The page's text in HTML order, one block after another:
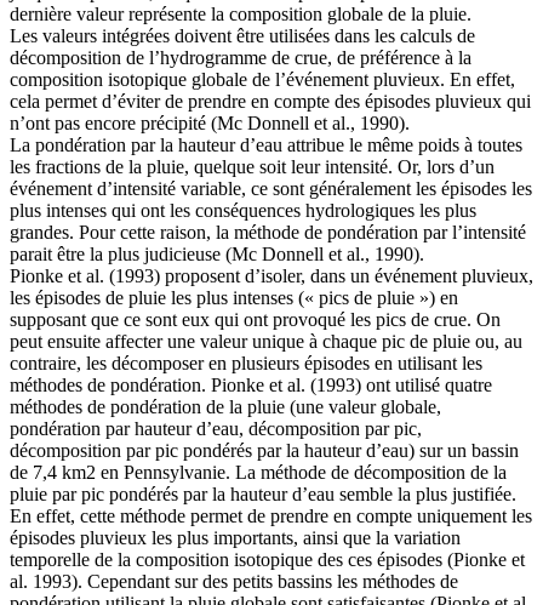
dernière valeur représente la composition globale de la pluie.
Les valeurs intégrées doivent être utilisées dans les calculs de
décomposition de l’hydrogramme de crue, de préférence à la
composition isotopique globale de l’événement pluvieux. En effet,
cela permet d’éviter de prendre en compte des épisodes pluvieux qui
n’ont pas encore précipité (Mc Donnell et al., 1990).
La pondération par la hauteur d’eau attribue le même poids à toutes
les fractions de la pluie, quelque soit leur intensité. Or, lors d’un
événement d’intensité variable, ce sont généralement les épisodes les
plus intenses qui ont les conséquences hydrologiques les plus
grandes. Pour cette raison, la méthode de pondération par l’intensité
parait être la plus judicieuse (Mc Donnell et al., 1990).
Pionke et al. (1993) proposent d’isoler, dans un événement pluvieux,
les épisodes de pluie les plus intenses (« pics de pluie ») en
supposant que ce sont eux qui ont provoqué les pics de crue. On
peut ensuite affecter une valeur unique à chaque pic de pluie ou, au
contraire, les décomposer en plusieurs épisodes en utilisant les
méthodes de pondération. Pionke et al. (1993) ont utilisé quatre
méthodes de pondération de la pluie (une valeur globale,
pondération par hauteur d’eau, décomposition par pic,
décomposition par pic pondérés par la hauteur d’eau) sur un bassin
de 7,4 km2 en Pennsylvanie. La méthode de décomposition de la
pluie par pic pondérés par la hauteur d’eau semble la plus justifiée.
En effet, cette méthode permet de prendre en compte uniquement les
épisodes pluvieux les plus importants, ainsi que la variation
temporelle de la composition isotopique des ces épisodes (Pionke et
al. 1993). Cependant sur des petits bassins les méthodes de